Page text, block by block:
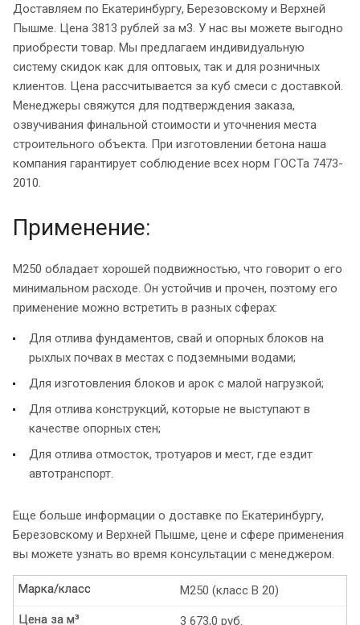
Доставляем по Екатеринбургу, Березовскому и Верхней
Пышме. Цена 3813 рублей за м3. У нас вы можете выгодно
приобрести товар. Мы предлагаем индивидуальную
систему скидок как для оптовых, так и для розничных
клиентов. Цена рассчитывается за куб смеси с доставкой.
Менеджеры свяжутся для подтверждения заказа,
озвучивания финальной стоимости и уточнения места
строительного объекта. При изготовлении бетона наша
компания гарантирует соблюдение всех норм ГОСТа 7473-
2010.
Применение:
М250 обладает хорошей подвижностью, что говорит о его
минимальном расходе. Он устойчив и прочен, поэтому его
применение можно встретить в разных сферах:
Для отлива фундаментов, свай и опорных блоков на
рыхлых почвах в местах с подземными водами;
Для изготовления блоков и арок с малой нагрузкой;
Для отлива конструкций, которые не выступают в
качестве опорных стен;
Для отлива отмосток, тротуаров и мест, где ездит
автотранспорт.
Еще больше информации о доставке по Екатеринбургу,
Березовскому и Верхней Пышме, цене и сфере применения
вы можете узнать во время консультации с менеджером.
М250 (класс B 20)
Марка/класс
Марка/класс
3 673,0 руб.
Цена за м³
Цена за м³